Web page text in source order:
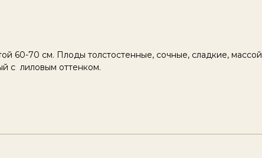
60-70 см. Плоды толстостенные, сочные, сладкие, массой
с лиловым оттенком.